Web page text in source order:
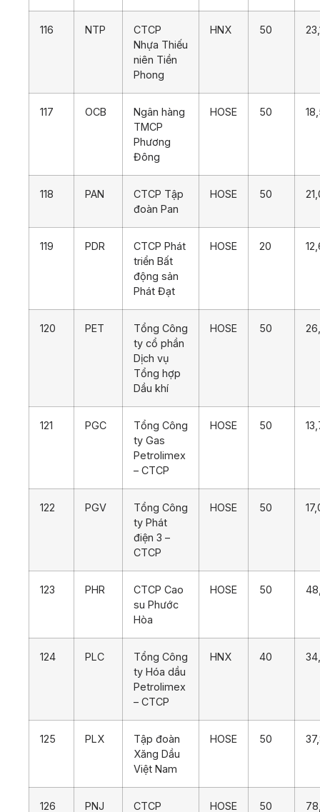
116 NTP
CTCP
Nhựa Thiếu
niên Tiền
Phong
HNX 50
117 OCB
Ngân hàng
TMCP
Phương
Đông
HOSE 50
118 PAN
CTCP Tập
đoàn Pan
HOSE 50
119 PDR
CTCP Phát
triển Bất
động sản
Phát Đạt
HOSE 20
120 PET
Tổng Công
ty cổ phần
Dịch vụ
Tổng hợp
Dầu khí
HOSE 50
121 PGC
Tổng Công
ty Gas
Petrolimex
– CTCP
HOSE 50
122 PGV
Tổng Công
ty Phát
điện 3 –
CTCP
HOSE 50
123 PHR
CTCP Cao
su Phước
Hòa
HOSE 50
124 PLC
Tổng Công
ty Hóa dầu
Petrolimex
– CTCP
HNX 40
125 PLX
Tập đoàn
Xăng Dầu
Việt Nam
HOSE 50
126 PNJ CTCP HOSE 50